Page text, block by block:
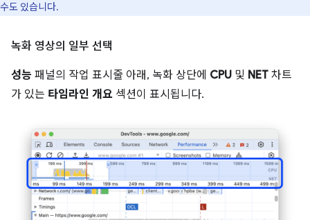
수도 있습니다.
녹화 영상의 일부 선택
성능 패널의 작업 표시줄 아래, 녹화 상단에 CPU 및 NET 차트
가 있는 타임라인 개요 섹션이 표시됩니다.